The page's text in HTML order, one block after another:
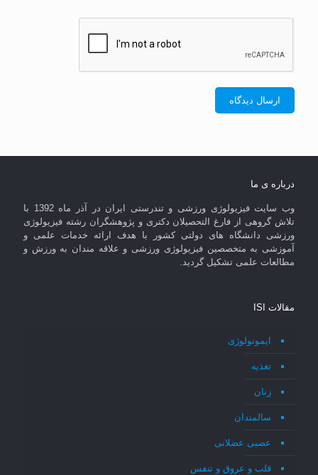
درباره ی ما
وب سایت فیزیولوژی ورزشی و تندرستی ایران در آذر ماه 1392 با
تلاش گروهی از فارغ التحصیلان دکتری و پژوهشگران رشته فیزیولوژی
ورزشی دانشگاه های دولتی کشور با هدف ارائه خدمات علمی و
آموزشی به متخصصین فیزیولوژی ورزشی و علاقه مندان به ورزش و
مطالعات علمی تشکیل گردید.
مقالات ISI
ایمونولوژی
تغذیه
زنان
سالمندان
عصبی عضلانی
قلب و عروق و تنفس